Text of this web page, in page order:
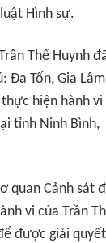
Hình sự.
Thế Huynh
Đa Tốn, Gia
hiện hành vi
tỉnh Ninh Bình,
quan Cảnh sát
vi của Trần
được giải